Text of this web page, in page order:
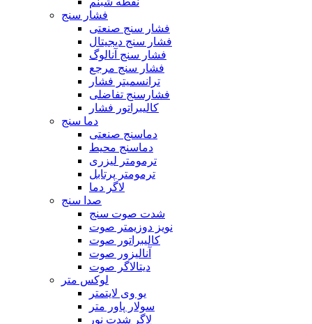
فشار سنج
فشار سنج صنعتی
فشار سنج دیجیتال
فشار سنج آنالوگ
فشار سنج مرجع
ترانسمیتر فشار
فشارسنج تفاضلی
کالیبراتور فشار
دما سنج
دماسنج صنعتی
دماسنج محیط
ترمومتر لیزری
ترمومتر پرتابل
لاگر دما
صدا سنج
شدت صوت سنج
نویز دوزیمتر صوت
کالیبراتور صوت
آنالیزور صوت
دیتالاگر صوت
لوکس متر
یو وی لایتمتر
سولار پاور متر
لاگر شدت نور